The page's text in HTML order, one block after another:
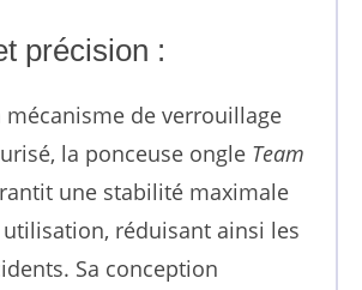
précision :
mécanisme de verrouillage
la ponceuse ongle Team
une stabilité maximale
réduisant ainsi les
Sa conception